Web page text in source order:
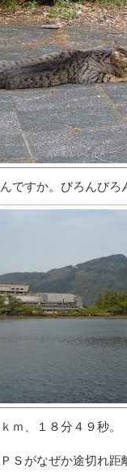
ですか。びろんびろ
ｍ、１８分４９秒。
Ｓがなぜか途切れ距